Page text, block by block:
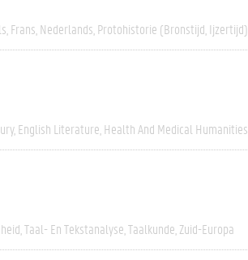
Frans Nederlands Protohistorie (bronstijd, Ijzertijd)
English Literature Health And Medical Humanities
Taal- En Tekstanalyse Taalkunde Zuid-Europa